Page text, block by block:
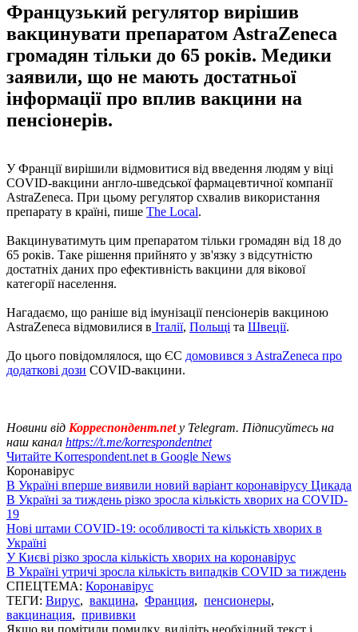
Французький регулятор вирішив
вакцинувати препаратом AstraZeneca
громадян тільки до 65 років. Медики
заявили, що не мають достатньої
інформації про вплив вакцини на
пенсіонерів.
У Франції вирішили відмовитися від введення людям у віці
COVID-вакцини англо-шведської фармацевтичної компанії
AstraZeneca. При цьому регулятор схвалив використання
препарату в країні, пише The Local.
Вакцинуватимуть цим препаратом тільки громадян від 18 до
65 років. Таке рішення прийнято у зв'язку з відсутністю
достатніх даних про ефективність вакцини для вікової
категорії населення.
Нагадаємо, що раніше від імунізації пенсіонерів вакциною
AstraZeneca відмовилися в Італії, Польщі та Швеції.
До цього повідомлялося, що ЄС домовився з AstraZeneca про
додаткові дози COVID-вакцини.
Новини від Корреспондент.netу Telegram. Підписуйтесь на
наш канал https://t.me/korrespondentnet
Читайте Korrespondent.net в Google News
Коронавірус
В Україні вперше виявили новий варіант коронавірусу Цикада
В Україні за тиждень різко зросла кількість хворих на COVID-
19
Нові штами COVID-19: особливості та кількість хворих в
Україні
У Києві різко зросла кількість хворих на коронавірус
В Україні утричі зросла кількість випадків COVID за тиждень
СПЕЦТЕМА: Коронавірус
ТЕГИ: Вирус, вакцина, Франция, пенсионеры,
вакцинация, прививки
Якщо ви помітили помилку, виділіть необхідний текст і